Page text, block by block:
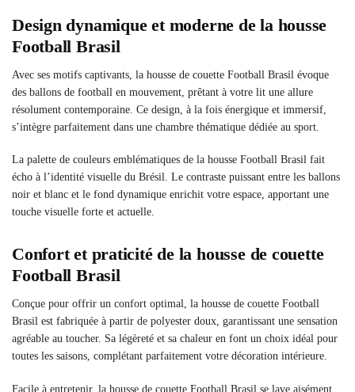
Design dynamique et moderne de la housse
Football Brasil
Avec ses motifs captivants, la housse de couette Football Brasil évoque
des ballons de football en mouvement, prêtant à votre lit une allure
résolument contemporaine. Ce design, à la fois énergique et immersif,
s’intègre parfaitement dans une chambre thématique dédiée au sport.
La palette de couleurs emblématiques de la housse Football Brasil fait
écho à l’identité visuelle du Brésil. Le contraste puissant entre les ballons
noir et blanc et le fond dynamique enrichit votre espace, apportant une
touche visuelle forte et actuelle.
Confort et praticité de la housse de couette
Football Brasil
Conçue pour offrir un confort optimal, la housse de couette Football
Brasil est fabriquée à partir de polyester doux, garantissant une sensation
agréable au toucher. Sa légèreté et sa chaleur en font un choix idéal pour
toutes les saisons, complétant parfaitement votre décoration intérieure.
Facile à entretenir, la housse de couette Football Brasil se lave aisément